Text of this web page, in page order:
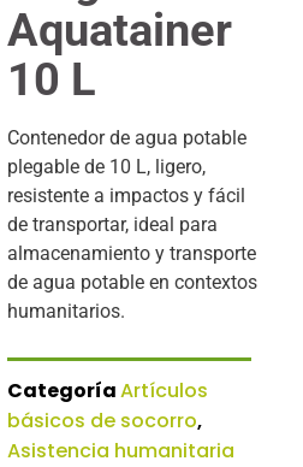
Aquatainer
10 L
Contenedor de agua potable
plegable de 10 L, ligero,
resistente a impactos y fácil
de transportar, ideal para
almacenamiento y transporte
de agua potable en contextos
humanitarios.
CategoríaArtículos
básicos de socorro,
Asistencia humanitaria